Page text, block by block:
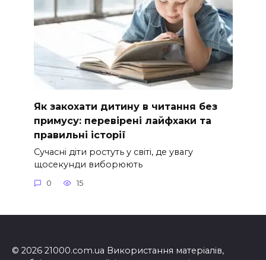
Як закохати дитину в читання без
примусу: перевірені лайфхаки та
правильні історії
Сучасні діти ростуть у світі, де увагу
щосекунди виборюють
0 15
© 2026 21000.com.ua Використання матеріалів,